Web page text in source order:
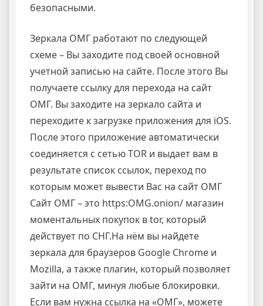
безопасными.
Зеркала ОМГ работают по следующей
схеме – Вы заходите под своей основной
учетной записью на сайте. После этого Вы
получаете ссылку для перехода на сайт
ОМГ. Вы заходите на зеркало сайта и
переходите к загрузке приложения для iOS.
После этого приложение автоматически
соединяется с сетью TOR и выдает вам в
результате список ссылок, переход по
которым может вывести Вас на сайт ОМГ
Сайт ОМГ – это https:OMG.onion/ магазин
моментальных покупок в tor, который
действует по СНГ.На нём вы найдете
зеркала для браузеров Google Chrome и
Mozilla, а также плагин, который позволяет
зайти на ОМГ, минуя любые блокировки.
Если вам нужна ссылка на «ОМГ», можете